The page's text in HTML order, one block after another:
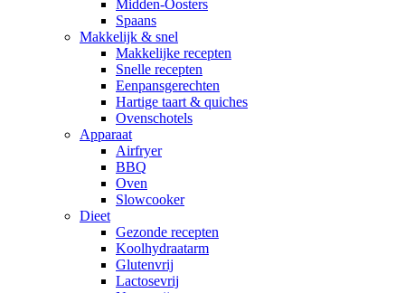
Midden-Oosters
Spaans
Makkelijk & snel
Makkelijke recepten
Snelle recepten
Eenpansgerechten
Hartige taart & quiches
Ovenschotels
Apparaat
Airfryer
BBQ
Oven
Slowcooker
Dieet
Gezonde recepten
Koolhydraatarm
Glutenvrij
Lactosevrij